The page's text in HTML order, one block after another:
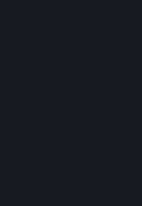
意，完美世界可以在无需
将完美世界对您的用户生
为平台许可方的Valve。如
何被分许可方在该等许可
如果您向完美世界提供任
何完美世界产品或服务的
使用这些反馈或建议，而
此外，当您在平台上上传
（1） 上传、发布或以任
国家安全、破坏祖国统一
露国家秘密、煽动民族矛